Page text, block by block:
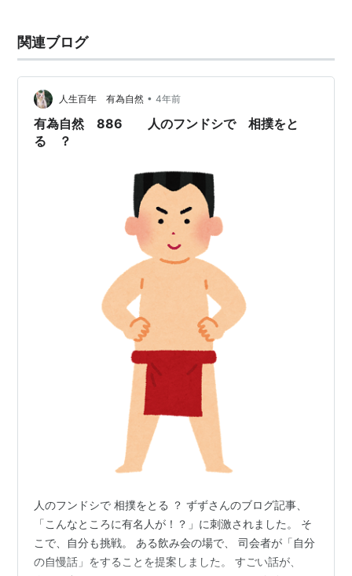
関連ブログ
人生百年 有為自然 • 4年前
有為自然 886 人のフンドシで 相撲をと
る ？
人のフンドシで 相撲をとる ？ ずずさんのブログ記事、
「こんなところに有名人が！？」に刺激されました。 そ
こで、自分も挑戦。 ある飲み会の場で、 司会者が「自分
の自慢話」をすることを提案しました。 すごい話が、